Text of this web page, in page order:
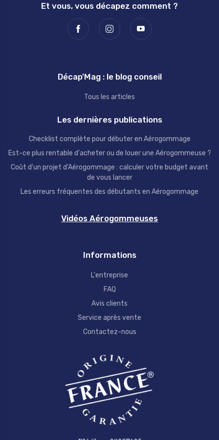
Et vous, vous décapez comment ?
Décap'Mag : le blog conseil
Tous les articles
Les dernières publications
Checklist complète pour débuter en Aérogommage
Est-ce plus rentable d'acheter ou de louer une Aérogommeuse ?
Coût d'un projet d'Aérogommage : calculer votre budget avant
de vous lancer
Les erreurs fréquentes des débutants en Aérogommage
Vidéos Aérogommeuses
Informations
L'entreprise
FAQ
Avis clients
Service après vente
Contactez-nous